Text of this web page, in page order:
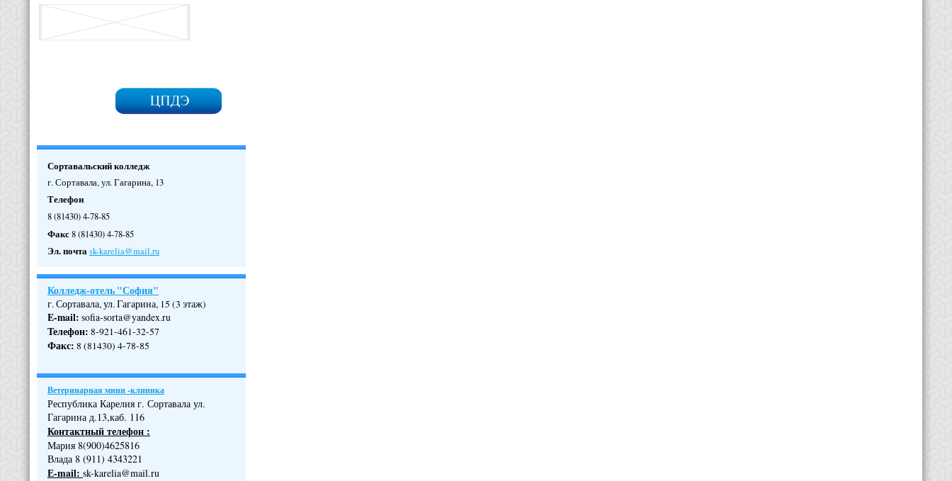
Сортавальский колледж
г. Сортавала, ул. Гагарина, 13
Телефон
8 (81430) 4-78-85
Факс8 (81430) 4-78-85
Эл. почтаsk-karelia@mail.ru
Колледж-отель "София"
г. Сортавала, ул. Гагарина, 15 (3 этаж)
E-mail: sofia-sorta@yandex.ru
Телефон: 8-921-461-32-57
Факс: 8 (81430) 4-78-85
Ветеринарная мини -клиника
Республика Карелия г. Сортавала ул.
Гагарина д.13,каб. 116
Контактный телефон :
Мария 8(900)4625816
Влада 8 (911) 4343221
Е-mail: sk-karelia@mail.ru